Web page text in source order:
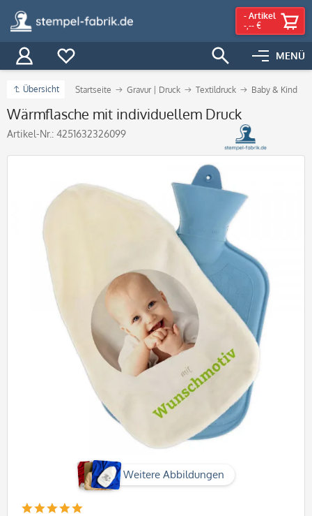
MENÜ
- Artikel
-,-- €
Übersicht Startseite Gravur | Druck Textildruck Baby & Kind
Wärmflasche mit individuellem Druck
Artikel-Nr.: 4251632326099
Weitere Abbildungen